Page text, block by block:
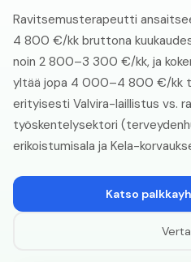
Ravitsemusterapeutti
4 800 €/kk bruttona
noin 2 800–3 300 €/kk, ja
yltää jopa 4 000–4 800 €/kk
erityisesti Valvira-laillistus vs.
työskentelysektori
erikoistumisala ja Kela-
Katso